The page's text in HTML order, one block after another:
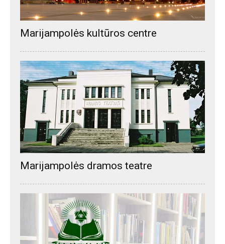
Marijampolės kultūros centre
Marijampolės dramos teatre